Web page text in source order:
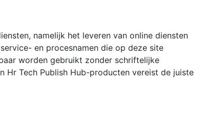
namelijk het leveren van online diensten
en procesnamen die op deze site
worden gebruikt zonder schriftelijke
Hr Tech Publish Hub-producten vereist de juiste